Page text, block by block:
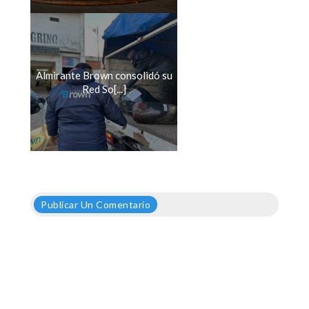
Almirante Brown consolidó su
Red So[...]
Publicar Un Comentario